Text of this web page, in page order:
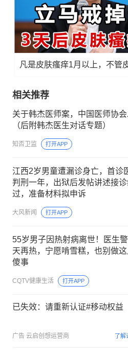
相关推荐
关于韩杰医师案，中国医师协
（后附韩杰医生对话专题）
知否卫监 打开APP
江西2岁男童遭漏诊身亡，首诊
判刑一年，出狱后发帖讲述接
过，准备材料拟申诉
大风新闻 打开APP
55岁男子因热射病离世！医生警
天再热，宁愿啃雪糕，也别做
傻事
CQTV健康生活 打开APP
已失效：请重新认证#移动权益
广告 云启创想运营商 了